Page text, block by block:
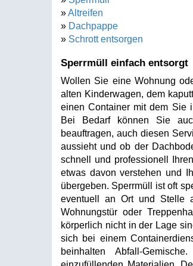
»Altreifen
» Dachpappe
» Schrott entsorgen
Sperrmüll einfach entsorgt
Wollen Sie eine Wohnung
alten Kinderwagen, dem
einen Container mit dem Sie
Bei Bedarf können Sie
beauftragen, auch diesen
aussieht und ob der
schnell und professionell
etwas davon verstehen und
übergeben. Sperrmüll ist oft
eventuell an Ort und Stelle
Wohnungstür oder
körperlich nicht in der Lage
sich bei einem
beinhalten Abfall-